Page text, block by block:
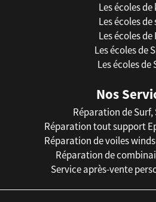
Les écoles de
Les écoles de
Les écoles de
Les écoles de
Les écoles de
Nos
Réparation de Surf,
Réparation tout support
Réparation de voiles
Réparation de
Service après-vente